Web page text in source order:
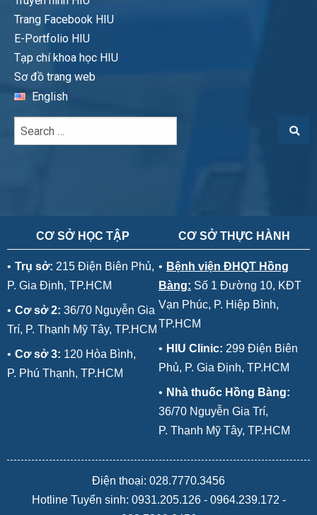
Trang Facebook HIU
E-Portfolio HIU
Tạp chí khoa học HIU
Sơ đồ trang web
English
CƠ SỞ HỌC TẬP
• Trụ sở: 215 Điện Biên Phủ,
P. Gia Định, TP.HCM
• Cơ sở 2: 36/70 Nguyễn Gia
Trí, P. Thạnh Mỹ Tây, TP.HCM
• Cơ sở 3: 120 Hòa Bình,
P. Phú Thạnh, TP.HCM
CƠ SỞ THỰC HÀNH
• Bệnh viện ĐHQT Hồng
Bàng: Số 1 Đường 10, KĐT
Vạn Phúc, P. Hiệp Bình,
TP.HCM
• HIU Clinic: 299 Điện Biên
Phủ, P. Gia Định, TP.HCM
• Nhà thuốc Hồng Bàng:
36/70 Nguyễn Gia Trí,
P. Thạnh Mỹ Tây, TP.HCM
Điện thoại: 028.7770.3456
Hotline Tuyển sinh: 0931.205.126- 0964.239.172 -